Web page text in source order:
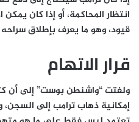
انتظار المحاكمة، أو إذا كان
قيود، وهو ما يعرف بإطلاق
قرار الاتهام
ولفتت “واشنطن بوست” إلى أن
إمكانية ذهاب ترامب إلى السجن،